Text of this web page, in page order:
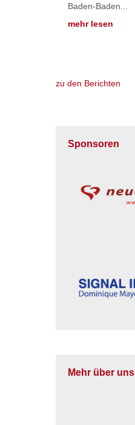
Baden-Baden...
mehr lesen
zu den Berichten
Sponsoren
Mehr über uns